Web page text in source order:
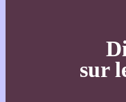
sur